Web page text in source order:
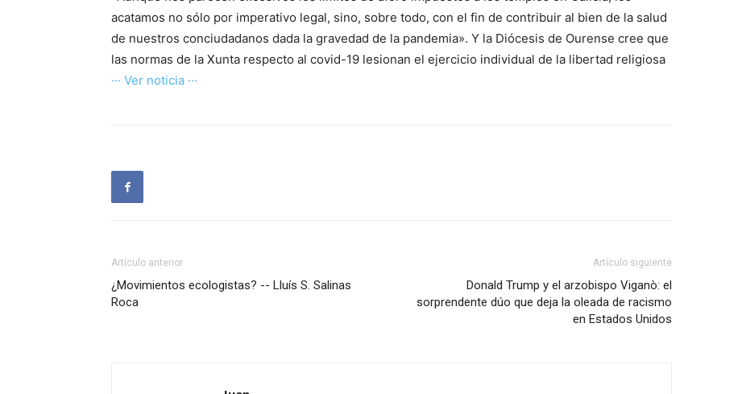
acatamos no sólo por imperativo legal, sino, sobre todo, con el fin de contribuir al bien de la salud
de nuestros conciudadanos dada la gravedad de la pandemia». Y la Diócesis de Ourense cree que
las normas de la Xunta respecto al covid-19 lesionan el ejercicio individual de la libertad religiosa
··· Ver noticia ···
Artículo anterior
¿Movimientos ecologistas? -- Lluís S. Salinas
Roca
Artículo siguiente
Donald Trump y el arzobispo Viganò: el
sorprendente dúo que deja la oleada de racismo
en Estados Unidos